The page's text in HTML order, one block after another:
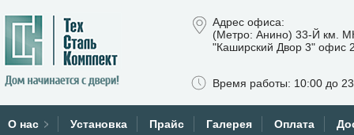
Адрес офиса:
(Метро: Анино) 33-Й км.
"Каширский Двор 3" офис
Время работы: 10:00 до
О нас Установка Прайс Галерея Оплата